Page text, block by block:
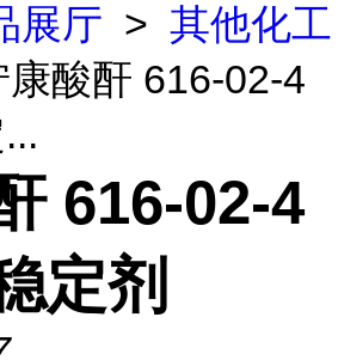
展厅 > 其他化工
康酸酐 616-02-4
616-02-4
定剂